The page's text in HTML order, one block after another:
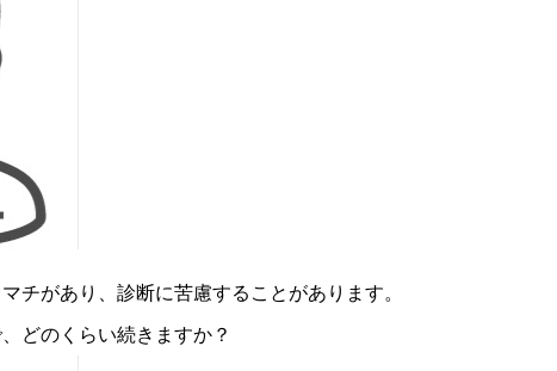
チがあり、診断に苦慮することがあります。
どのくらい続きますか？